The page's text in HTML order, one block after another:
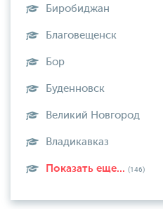
Биробиджан
Благовещенск
Бор
Буденновск
Великий Новгород
Владикавказ
Показать еще... (146)